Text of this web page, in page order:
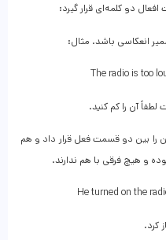
دو کلمه‌ای قرار گیرد:
انعکاسی باشد. مثال:
The radio is too
آن را کم کنید.
را بین دو قسمت فعل قرار داد و هم
و هیچ فرقی با هم ندارند.
He turned on the
کرد.